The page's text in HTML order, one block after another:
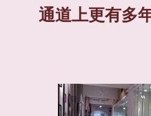
通道上更有多